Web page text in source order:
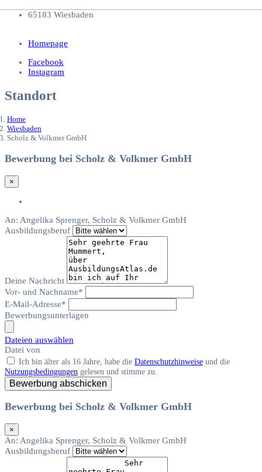
65183 Wiesbaden
Homepage
Facebook
Instagram
Standort
Home
Wiesbaden
Scholz & Volkmer GmbH
Bewerbung bei Scholz & Volkmer GmbH
×
An: Angelika Sprenger, Scholz & Volkmer GmbH
Ausbildungsberuf
Deine Nachricht
Vor- und Nachname*
E-Mail-Adresse*
Bewerbungsunterlagen
Dateien auswählen
Datei von
Ich bin älter als 16 Jahre, habe die Datenschutzhinweise und die
Nutzungsbedingungen gelesen und stimme zu.
Bewerbung abschicken
Bewerbung bei Scholz & Volkmer GmbH
×
An: Angelika Sprenger, Scholz & Volkmer GmbH
Ausbildungsberuf